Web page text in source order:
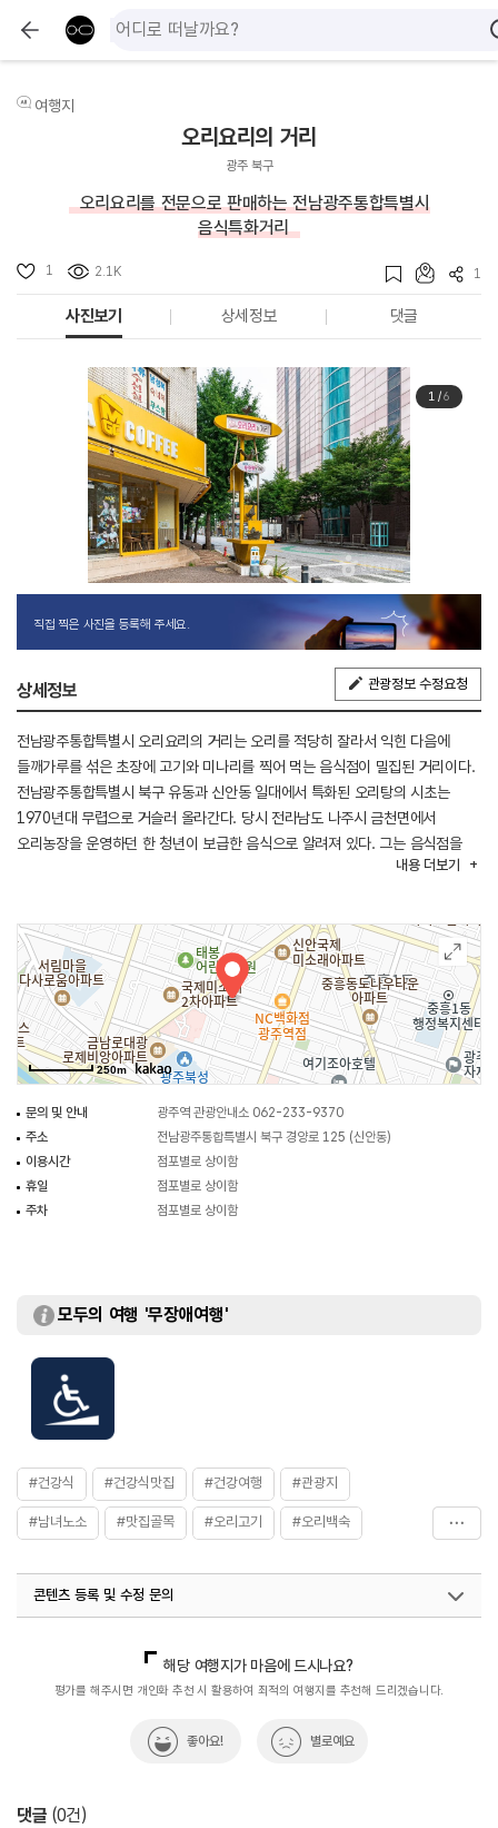
여행지
오리요리의 거리
광주 북구
오리요리를 전문으로 판매하는 전남광주통합특별시
음식특화거리
1 2.1K 1
사진보기 상세정보 댓글
1/6
직접 찍은 사진을 등록해 주세요.
상세정보 관광정보 수정요청
전남광주통합특별시 오리요리의 거리는 오리를 적당히 잘라서 익힌 다음에
들깨가루를 섞은 초장에 고기와 미나리를 찍어 먹는 음식점이 밀집된 거리이다.
전남광주통합특별시 북구 유동과 신안동 일대에서 특화된 오리탕의 시초는
1970년대 무렵으로 거슬러 올라간다. 당시 전라남도 나주시 금천면에서
오리농장을 운영하던 한 청년이 보급한 음식으로 알려져 있다. 그는 음식점을
찾아다니면서 오리로스를 권장하다가 유동에서 식당을 운영하던 전라남도
전해 듣고 미나리와 들깨가루를 넣어 끓여내는 오리탕을 개발하였다. 저렴한
가격에 오리가 공급되었고, 예측대로 담백한 오리탕을 찾는 사람들이 늘어났다.
장사가 잘된다는 소문에 오리탕 전문점이 늘어나기 시작하여 지금의 오리요리
거리가 형성되었다.
북구 유동과 신안동 일대에서 오리탕 전문점이 많아질 수 있었던 것은 원재료인
오리 생산지가 인접했기 때문이었다. 또한 1970~1980년대 당시 유동과
신안동은 광주고속터미널과 중앙고속터미널, 광주역이 가까워 시민들과
일대에만 30여 개의 오리탕 전문점이 생겨났다. 현재 유동오거리 주변에는
아직도 10여 곳이 성업 중이다. 광주광역시는 북구 경양로 일대를
음식특화거리로 지정하고 ‘광주오리요리의 거리’라고 이름을 붙였다.
메뉴는 오리탕, 오리로스, 오리주물럭이 대표적이다. 이 중에서 오리탕의 인기가
간을 하고 미나리와 대파를 얹어 내놓기 때문에 맛이 담백하다
광주 오리요리의 거리는 전남광주통합특별시 북구 유동과 신안동의 경계지역에
자리하며, 중국인과 일본인들도 관광코스에 넣어 찾아올 만큼 이름이 있는
곳이다. 단일 음식이 특정 지역에 군집해 있는 경우는 종종 있으나, 그다지
대중적이지 않은 오리탕 메뉴로 특화거리를 형성하고 수십 년에 걸쳐 명성을
유지하는 사례는 드물다. 전남광주통합특별시 오리요리의 거리는 음식점 군락의
내용 더보기
250m
문의 및 안내
광주역 관광안내소 062-233-9370
주소
전남광주통합특별시 북구 경양로 125 (신안동)
이용시간
점포별로 상이함
휴일
점포별로 상이함
주차
점포별로 상이함
모두의 여행 '무장애여행'
#건강식 #건강식맛집 #건강여행 #관광지
#남녀노소 #맛집골목 #오리고기 #오리백숙
#음식문화거리 #음식탐험
콘텐츠 등록 및 수정 문의
열린관광콘텐츠팀(열린관광-모두의여행)
033-738-3425
해당 여행지가 마음에 드시나요?
평가를 해주시면 개인화 추천 시 활용하여 최적의 여행지를 추천해 드리겠습니다.
좋아요! 별로예요
댓글 (0건)